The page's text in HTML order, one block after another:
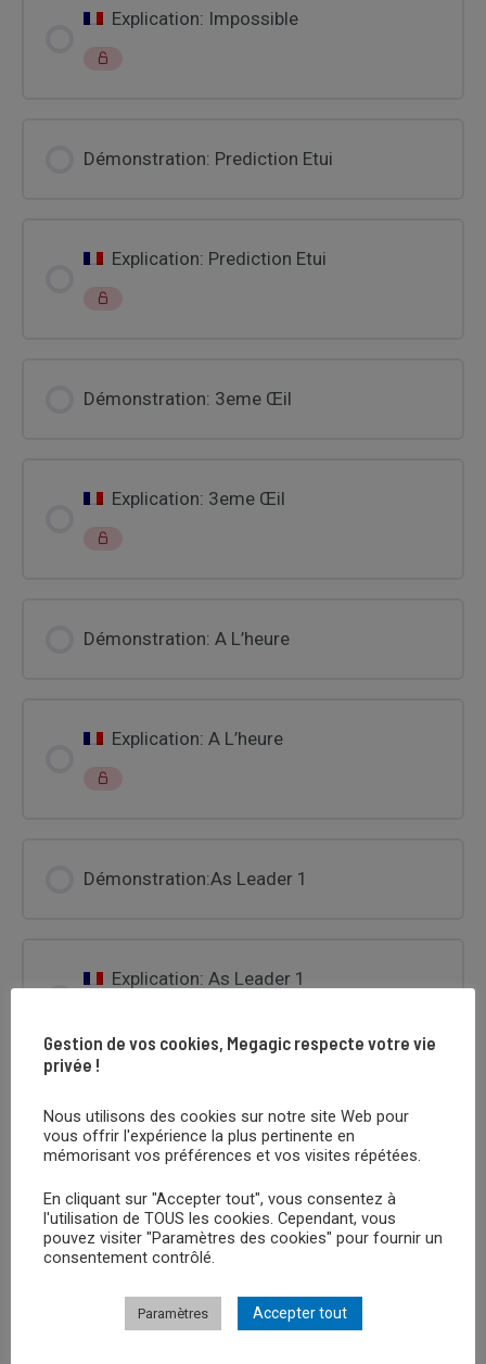
Explication: Impossible
Démonstration: Prediction Etui
Explication: Prediction Etui
Démonstration: 3eme Œil
Explication: 3eme Œil
Démonstration: A L’heure
Explication: A L’heure
Démonstration:As Leader 1
Explication: As Leader 1
Démonstration: Calculator
Explication: Calculator
Gestion de vos cookies, Megagic respecte votre vie
privée !
Nous utilisons des cookies sur notre site Web pour
vous offrir l'expérience la plus pertinente en
mémorisant vos préférences et vos visites répétées.
En cliquant sur "Accepter tout", vous consentez à
l'utilisation de TOUS les cookies. Cependant, vous
pouvez visiter "Paramètres des cookies" pour fournir un
consentement contrôlé.
Paramètres Accepter tout